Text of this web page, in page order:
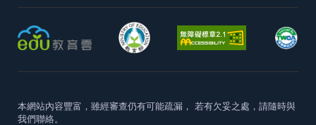
本網站內容豐富，雖經審查仍有可能疏漏， 若有欠妥之處，請隨時與
我們聯絡。